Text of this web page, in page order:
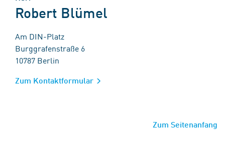
Robert Blümel
Am DIN-Platz
Burggrafenstraße 6
10787 Berlin
Zum Kontaktformular
Zum Seitenanfang